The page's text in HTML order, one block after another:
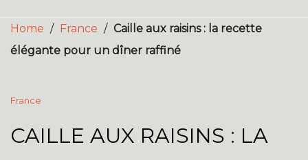
Home / France / Caille aux raisins : la recette
élégante pour un dîner raffiné
France
CAILLE AUX RAISINS : LA